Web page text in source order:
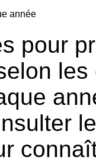
année
pour